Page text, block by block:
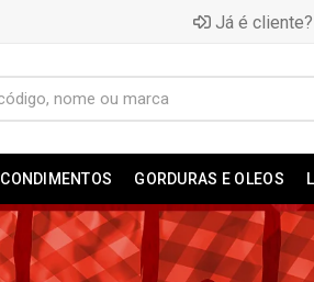
Já é
CONDIMENTOS GORDURAS E OLEOS